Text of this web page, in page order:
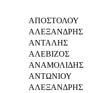
ΑΠΟΣΤΟΛΟΥ
ΑΛΕΞΑΝΔΡΗΣ
ΑΝΤΑΛΗΣ
ΑΛΕΒΙΖΟΣ
ΑΝΑΜΟΛΙΔΗΣ
ΑΝΤΩΝΙΟΥ
ΑΛΕΞΑΝΔΡΗΣ